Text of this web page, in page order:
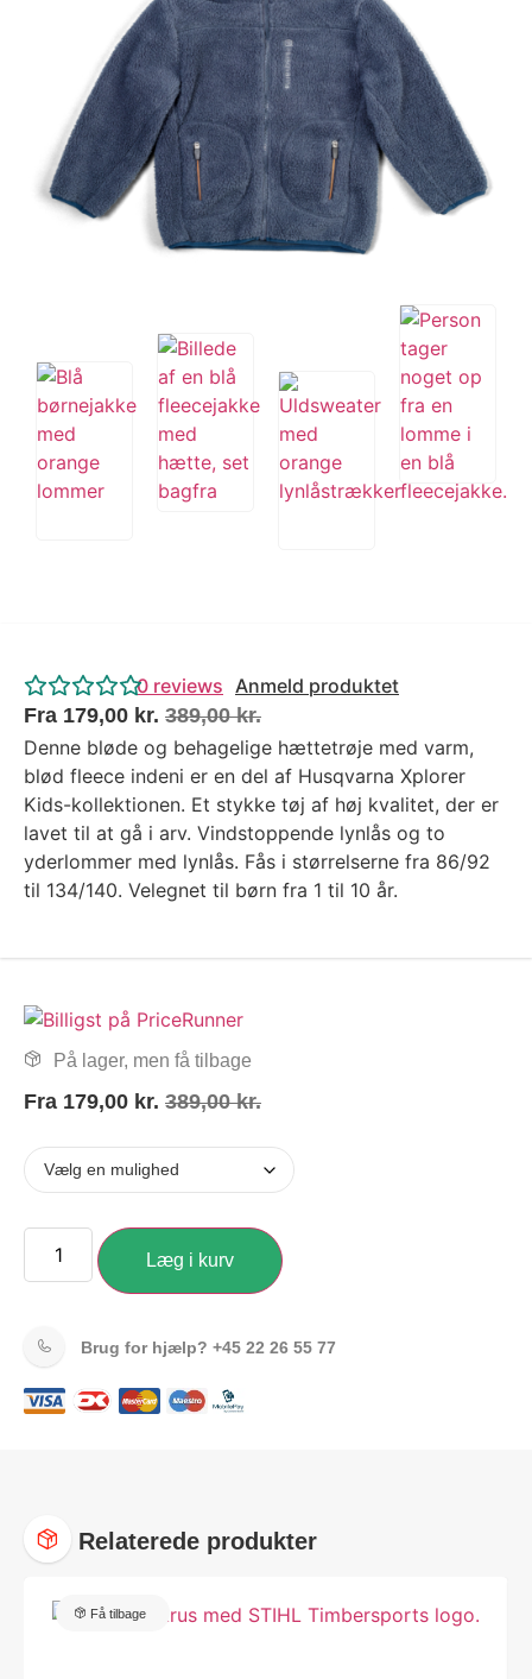
4.4 Google Reviews
4.7 Trustpilot
0 reviews Anmeld produktet
Fra 179,00 kr. 389,00kr.
Denne bløde og behagelige hættetrøje med varm,
blød fleece indeni er en del af Husqvarna Xplorer
Kids-kollektionen. Et stykke tøj af høj kvalitet, der er
lavet til at gå i arv. Vindstoppende lynlås og to
yderlommer med lynlås. Fås i størrelserne fra 86/92
til 134/140. Velegnet til børn fra 1 til 10 år.
På lager, men få tilbage
Fra 179,00 kr. 389,00kr.
Læg i kurv
Brug for hjælp? +45 22 26 55 77
Relaterede produkter
Få tilbage